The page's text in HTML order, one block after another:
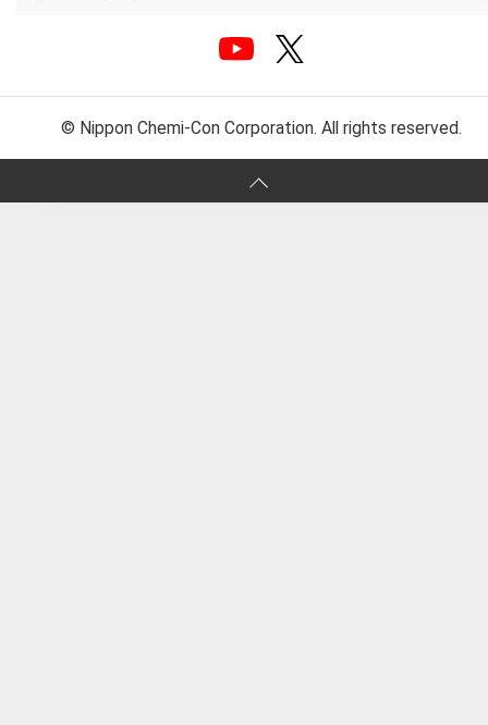
© Nippon Chemi-Con Corporation. All rights reserved.